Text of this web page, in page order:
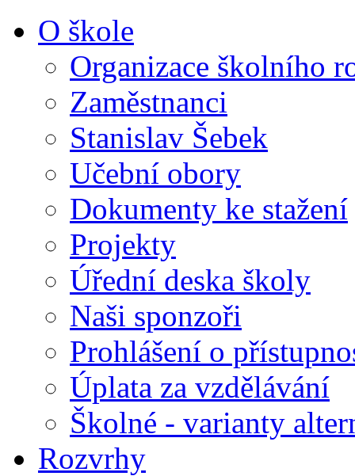
O škole
Organizace školního
Zaměstnanci
Stanislav Šebek
Učební obory
Dokumenty ke stažení
Projekty
Úřední deska školy
Naši sponzoři
Prohlášení o
Úplata za vzdělávání
Školné - varianty
Rozvrhy